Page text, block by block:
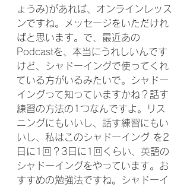
ょうみ)があれば、オンラインレッス
ンですね。メッセージをいただけれ
ばと思います。で、最近あの
Podcastを、本当にうれしいんです
けど、シャドーイングで使ってくれ
ている方がいるみたいで。シャドー
イングって知っていますかね？話す
練習の方法の1つなんですよ。リス
ニングにもいいし、話す練習にもい
いし、私はこのシャドーイング を2
日に1回？3日に1回くらい、英語の
シャドーイングをやっています。お
すすめの勉強法ですね。シャドーイ